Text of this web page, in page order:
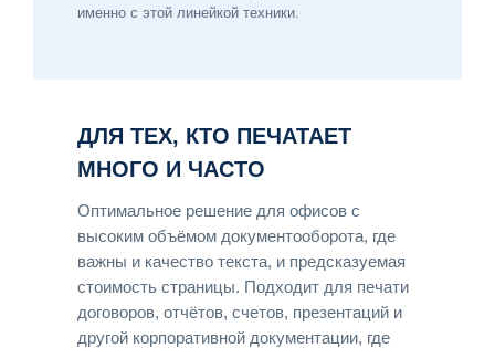
именно с этой линейкой техники.
ДЛЯ ТЕХ, КТО ПЕЧАТАЕТ
МНОГО И ЧАСТО
Оптимальное решение для офисов с
высоким объёмом документооборота, где
важны и качество текста, и предсказуемая
стоимость страницы. Подходит для печати
договоров, отчётов, счетов, презентаций и
другой корпоративной документации, где